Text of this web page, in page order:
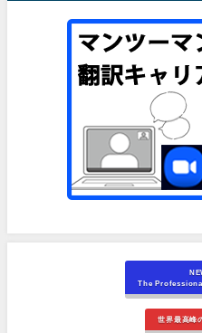
The
世界最高峰